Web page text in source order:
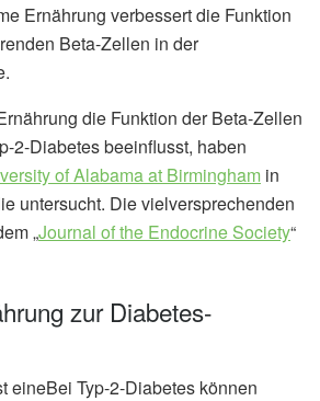
Ernährung verbessert die Funktion
Beta-Zellen in der
die Funktion der Beta-Zellen
2-Diabetes beeinflusst, haben
of Alabama at Birmingham in
untersucht. Die vielversprechenden
„Journal of the Endocrine Society“
zur Diabetes-
eineBei Typ-2-Diabetes können